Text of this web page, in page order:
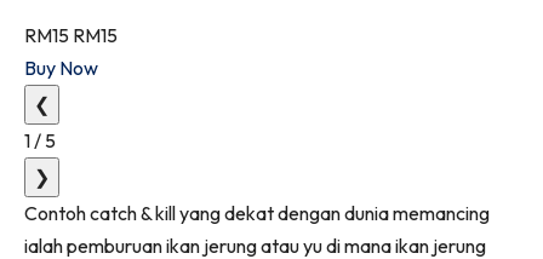
RM15 RM15
Buy Now
❮
1 / 5
❯
Contoh catch & kill yang dekat dengan dunia memancing
ialah pemburuan ikan jerung atau yu di mana ikan jerung